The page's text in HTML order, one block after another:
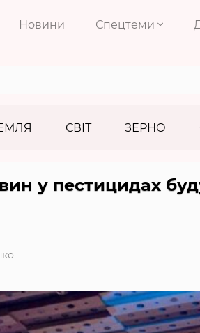
Новини Спецтеми
СВІТ ЗЕРНО
у пестицидах